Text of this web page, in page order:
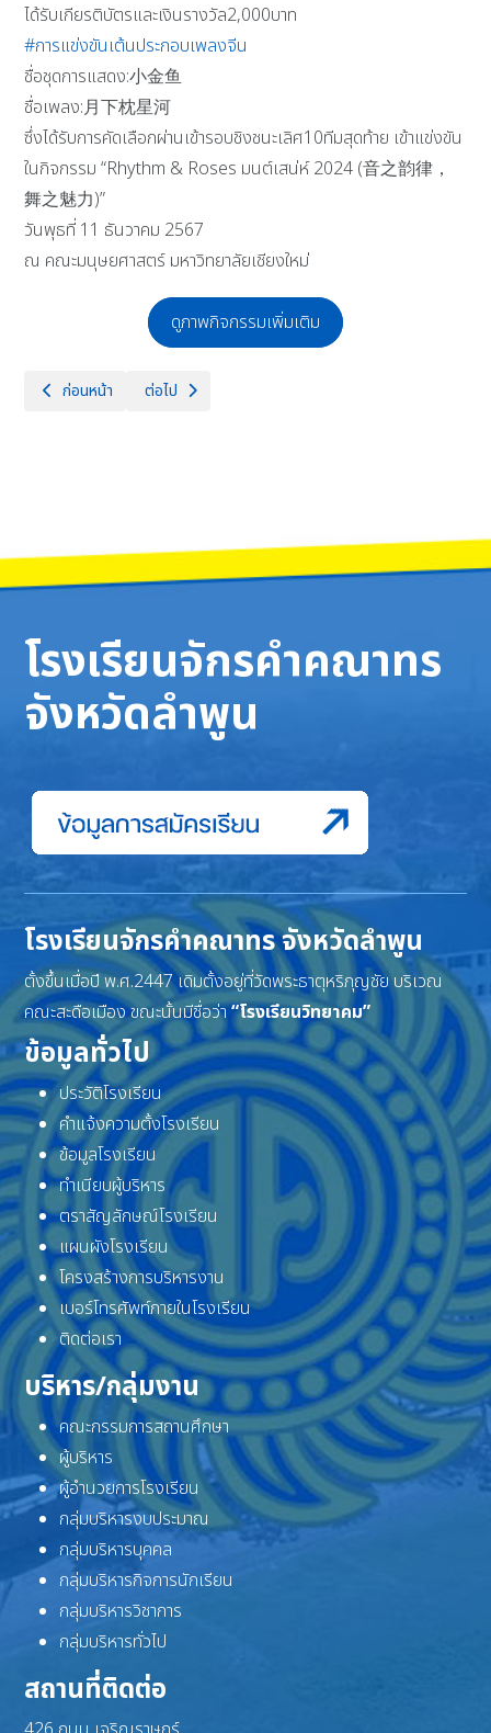
ได้รับเกียรติบัตรและเงินรางวัล​2,000บาท​
#การแข่งขันเต้นประกอบเพลงจีน
ชื่อชุดการแสดง:小金鱼
ชื่อเพลง:月下枕星河
ซึ่งได้รับการคัดเลือกผ่านเข้ารอบชิงชนะเลิศ10ทีมสุดท้าย​ เข้าแข่งขัน
ในกิจกรรม “Rhythm & Roses มนต์เสน่ห์ 2024 (音之韵律，
舞之魅力)”
วันพุธที่ 11 ธันวาคม 2567
ณ คณะมนุษยศาสตร์ มหาวิทยาลัยเชียงใหม่
ดูภาพกิจกรรมเพิ่มเติม
เนื้อหาก่อนหน้า: โรงเรียนจักรคำคณาทร จังหวัดลำพูน ขอแสดงความยินดี
ก่อนหน้า เนื้อหาถัดไป: โรงเรียนจักรคำคณาทร จังหวัดลำพูน ขอแ
ต่อไป
โรงเรียนจักรคำคณาทร
จังหวัดลำพูน
โรงเรียนจักรคำคณาทร จังหวัดลำพูน
ตั้งขึ้นเมื่อปี พ.ศ.2447 เดิมตั้งอยู่ที่วัดพระธาตุหริภุญชัย บริเวณ
คณะสะดือเมือง ขณะนั้นมีชื่อว่า“โรงเรียนวิทยาคม”
ข้อมูลทั่วไป
ประวัติโรงเรียน
คำแจ้งความตั้งโรงเรียน
ข้อมูลโรงเรียน
ทำเนียบผู้บริหาร
ตราสัญลักษณ์โรงเรียน
แผนผังโรงเรียน
โครงสร้างการบริหารงาน
เบอร์โทรศัพท์ภายในโรงเรียน
ติดต่อเรา
บริหาร/กลุ่มงาน
คณะกรรมการสถานศึกษา
ผู้บริหาร
ผู้อำนวยการโรงเรียน
กลุ่มบริหารงบประมาณ
กลุ่มบริหารบุคคล
กลุ่มบริหารกิจการนักเรียน
กลุ่มบริหารวิชาการ
กลุ่มบริหารทั่วไป
สถานที่ติดต่อ